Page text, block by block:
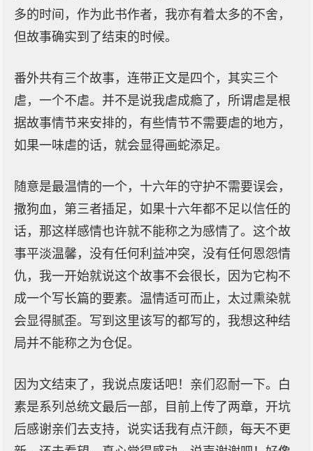
多的时间，作为此书作者，我亦有着太多的不舍，
但故事确实到了结束的时候。
番外共有三个故事，连带正文是四个，其实三个
虐，一个不虐。并不是说我虐成瘾了，所谓虐是根
据故事情节来安排的，有些情节不需要虐的地方，
如果一味虐的话，就会显得画蛇添足。
随意是最温情的一个，十六年的守护不需要误会，
撒狗血，第三者插足，如果十六年都不足以信任的
话，那这样感情也许就不能称之为感情了。这个故
事平淡温馨，没有任何利益冲突，没有任何恩怨情
仇，我一开始就说这个故事不会很长，因为它构不
成一个写长篇的要素。温情适可而止，太过熏染就
会显得腻歪。写到这里该写的都写的，我想这种结
局并不能称之为仓促。
因为文结束了，我说点废话吧！亲们忍耐一下。白
素是系列总统文最后一部，目前上传了两章，开坑
后感谢亲们去支持，说实话我有点汗颜，每天不更